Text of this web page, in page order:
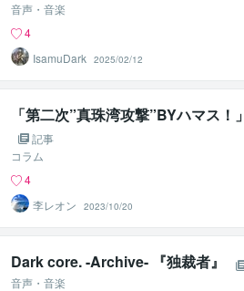
音声・音楽
4
IsamuDark 2025/02/12
「第二次”真珠湾攻撃”BYハマス！」
記事
コラム
4
李レオン
2023/10/20
Dark core. -Archive- 『独裁者』
音声・音楽